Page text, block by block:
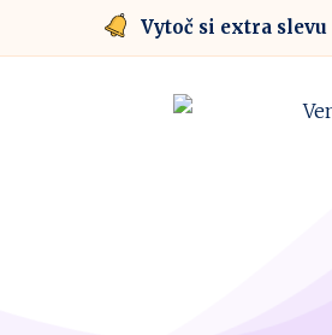
Vytoč si extra